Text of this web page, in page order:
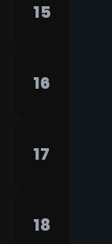
15
16
17
18